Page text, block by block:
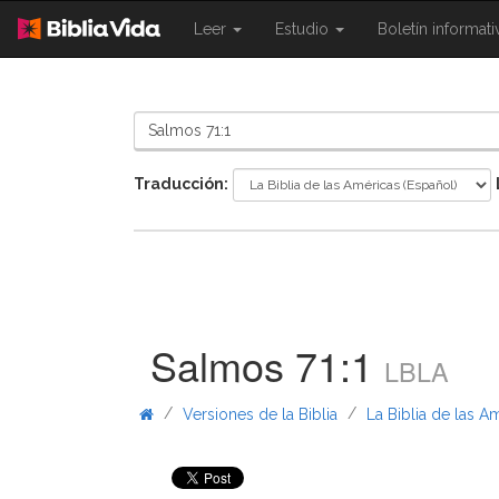
Leer
{{
Estudio
{{
Boletín
Traducción:
Salmos 71:1 LBLA
/ Versiones de la Biblia / La Biblia de las